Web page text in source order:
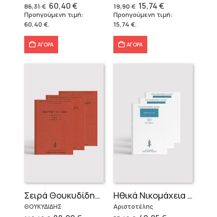
86,31€ Original
price
was:
86,31 €.
60,40€Η
τρέχουσα
τιμή
Προηγούμενη τιμή:
60,40€.
ΑΓΟΡΑ
19,90€ Original
price
was:
15,74€Η
τρέχουσα
τιμή
Προηγούμενη τιμή:
15,74 €.
ΑΓΟΡΑ
Σειρά Θουκυδίδης – Δεμένο (4 τόμοι)
ΘΟΥΚΥΔΙΔΗΣ
Ηθικά Νικομάχεια (3 τόμοι)
Αριστοτέλης